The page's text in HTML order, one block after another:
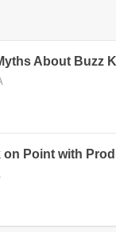
About Buzz
on Point with